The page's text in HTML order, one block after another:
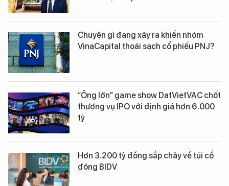
Chuyện gì đang xảy ra khiến nhóm
VinaCapital thoái sạch cổ phiếu PNJ?
“Ông lớn” game show DatVietVAC chốt
thương vụ IPO với định giá hơn 6.000
tỷ
Hơn 3.200 tỷ đồng sắp chảy về túi cổ
đông BIDV